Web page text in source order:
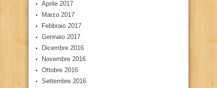
Aprile 2017
Marzo 2017
Febbraio 2017
Gennaio 2017
Dicembre 2016
Novembre 2016
Ottobre 2016
Settembre 2016